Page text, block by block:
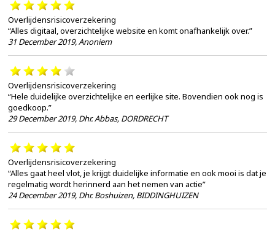
Overlijdensrisicoverzekering
“Alles digitaal, overzichtelijke website en komt onafhankelijk over.”
31 December 2019,Anoniem
Overlijdensrisicoverzekering
“Hele duidelijke overzichtelijke en eerlijke site. Bovendien ook nog is
goedkoop.”
29 December 2019, Dhr. Abbas, DORDRECHT
Overlijdensrisicoverzekering
“Alles gaat heel vlot, je krijgt duidelijke informatie en ook mooi is dat je
regelmatig wordt herinnerd aan het nemen van actie”
24 December 2019, Dhr. Boshuizen, BIDDINGHUIZEN